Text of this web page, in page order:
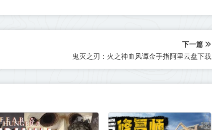
下一篇
鬼灭之刃：火之神血风谭金手指阿里云盘​下载